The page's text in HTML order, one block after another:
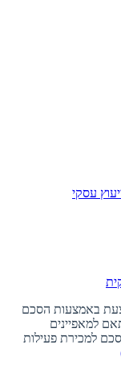
באמצעות הסכם
למאפיינים
למכירת פעילות